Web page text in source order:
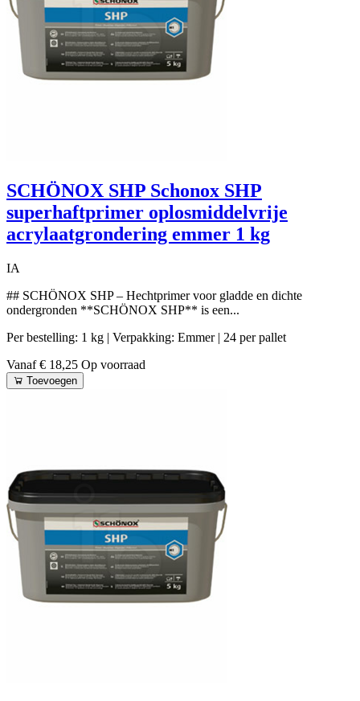
SCHÖNOX SHP Schonox SHP
superhaftprimer oplosmiddelvrije
acrylaatgrondering emmer 1 kg
IA
## SCHÖNOX SHP – Hechtprimer voor gladde en dichte
ondergronden **SCHÖNOX SHP** is een...
Per bestelling: 1 kg | Verpakking: Emmer | 24 per pallet
Vanaf € 18,25 Op voorraad
Toevoegen